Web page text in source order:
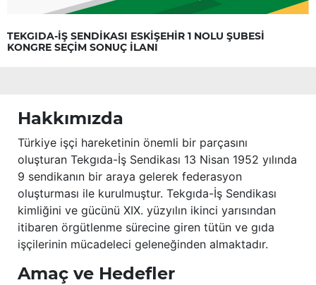
TEKGIDA-İŞ SENDİKASI ESKİŞEHİR 1 NOLU ŞUBESİ
KONGRE SEÇİM SONUÇ İLANI
Hakkımızda
Türkiye işçi hareketinin önemli bir parçasını
oluşturan Tekgıda-İş Sendikası 13 Nisan 1952 yılında
9 sendikanın bir araya gelerek federasyon
oluşturması ile kurulmuştur. Tekgıda-İş Sendikası
kimliğini ve gücünü XIX. yüzyılın ikinci yarısından
itibaren örgütlenme sürecine giren tütün ve gıda
işçilerinin mücadeleci geleneğinden almaktadır.
Amaç ve Hedefler